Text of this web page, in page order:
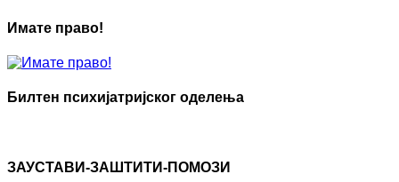
Имате право!
Билтен психијатријског оделења
ЗАУСТАВИ-ЗАШТИТИ-ПОМОЗИ